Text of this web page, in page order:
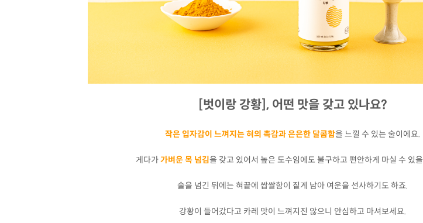
[벗이랑 강황], 어떤 맛을 갖고 있나요?
작은 입자감이 느껴지는 혀의 촉감과 은은한 달콤함을 느낄 수 있는 술이에요.
게다가가벼운 목 넘김을 갖고 있어서 높은 도수임에도 불구하고 편안하게 마실 수 있
술을 넘긴 뒤에는 혀끝에 쌉쌀함이 짙게 남아 여운을 선사하기도 하죠.
강황이 들어갔다고 카레 맛이 느껴지진 않으니 안심하고 마셔보세요.